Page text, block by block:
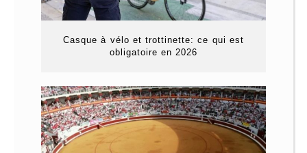
Casque à vélo et trottinette: ce qui est
obligatoire en 2026